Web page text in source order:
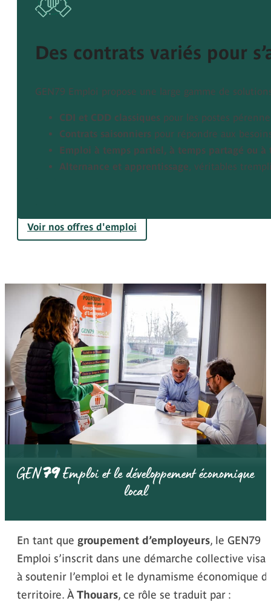
Des contrats variés pour
GEN79 Emploi propose une large gamme de
CDI et CDD classiques pour les postes
Contrats saisonniers pour répondre aux
Emploi à temps partiel, à temps partagé ou à
Alternance et apprentissage, véritables
Voir nos offres d'emploi
GEN79Emploi et le développement économique
local
En tant que groupement d’employeurs, le GEN79
Emploi s’inscrit dans une démarche collective
à soutenir l’emploi et le dynamisme économique
territoire. À Thouars, ce rôle se traduit par :